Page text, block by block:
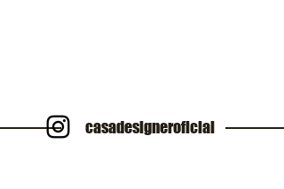
casadesigneroficial